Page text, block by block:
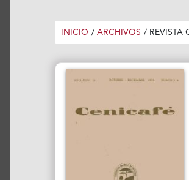
INICIO / ARCHIVOS / REVISTA